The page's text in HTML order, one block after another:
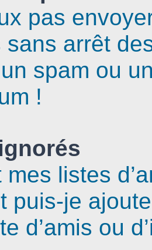
pas
sans arrêt
spam ou
!
listes
puis-je
d’amis ou